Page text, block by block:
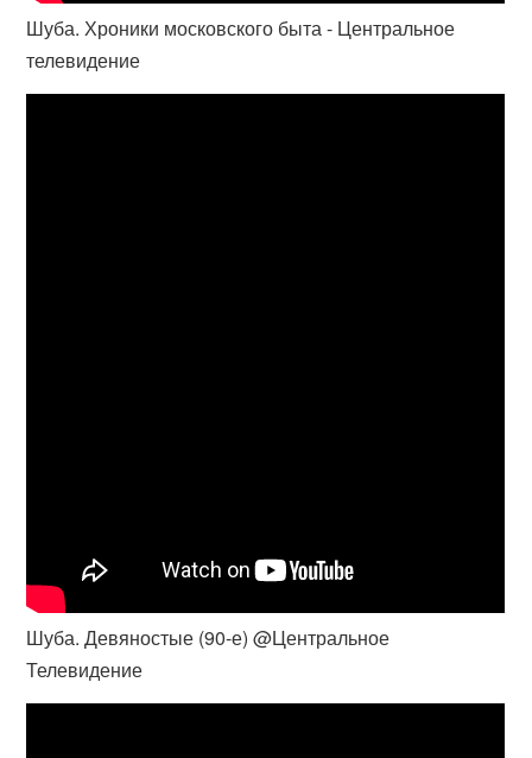
Шуба. Хроники московского быта - Центральное
телевидение
Шуба. Девяностые (90-е) @Центральное
Телевидение